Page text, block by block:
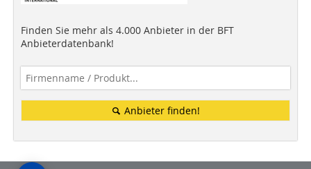
Finden Sie mehr als 4.000 Anbieter in der BFT
Anbieterdatenbank!
Anbieter finden!